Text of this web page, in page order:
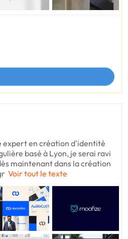
expert en création d'identité
basé à Lyon, je serai ravi
maintenant dans la création
Voir tout le texte